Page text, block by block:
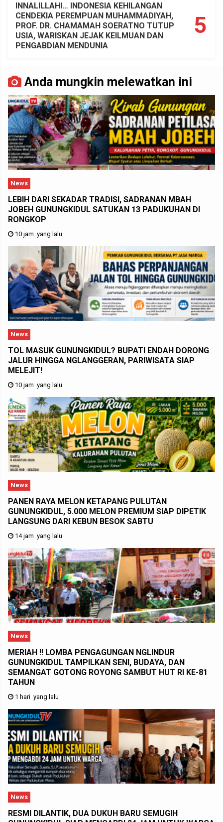
5
INNALILLAHI… INDONESIA KEHILANGAN
CENDEKIA PEREMPUAN MUHAMMADIYAH,
PROF. DR. CHAMAMAH SOERATNO TUTUP
USIA, WARISKAN JEJAK KEILMUAN DAN
PENGABDIAN MENDUNIA
Anda mungkin melewatkan ini
News
LEBIH DARI SEKADAR TRADISI, SADRANAN MBAH
JOBEH GUNUNGKIDUL SATUKAN 13 PADUKUHAN DI
RONGKOP
10 jam yang lalu
News
TOL MASUK GUNUNGKIDUL? BUPATI ENDAH DORONG
JALUR HINGGA NGLANGGERAN, PARIWISATA SIAP
MELEJIT!
10 jam yang lalu
News
PANEN RAYA MELON KETAPANG PULUTAN
GUNUNGKIDUL, 5.000 MELON PREMIUM SIAP DIPETIK
LANGSUNG DARI KEBUN BESOK SABTU
14 jam yang lalu
News
MERIAH !! LOMBA PENGAGUNGAN NGLINDUR
GUNUNGKIDUL TAMPILKAN SENI, BUDAYA, DAN
SEMANGAT GOTONG ROYONG SAMBUT HUT RI KE-81
TAHUN
1 hari yang lalu
News
RESMI DILANTIK, DUA DUKUH BARU SEMUGIH